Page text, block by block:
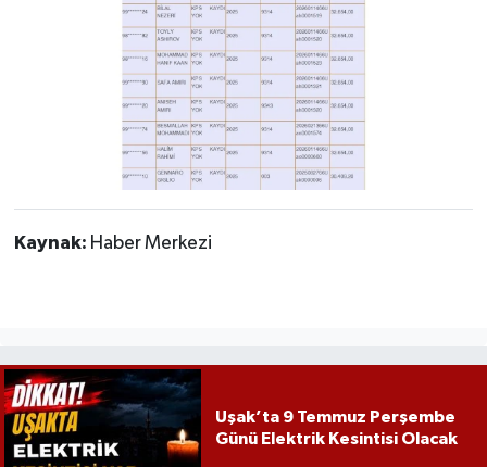
Kaynak: Haber Merkezi
Uşak’ta 9 Temmuz Perşembe
Günü Elektrik Kesintisi Olacak